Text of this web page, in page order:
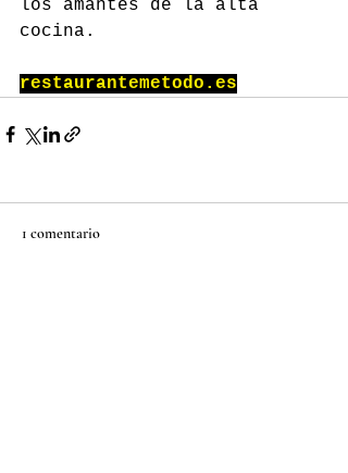
los amantes de la alta
cocina.
restaurantemetodo.es
1 comentario